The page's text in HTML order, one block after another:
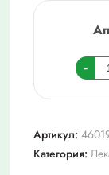
-
Артикул:
Категория: